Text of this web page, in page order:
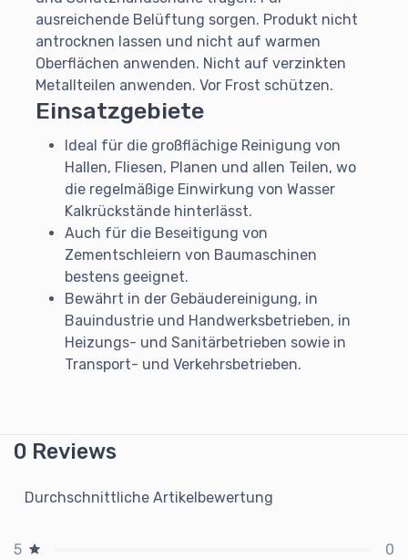
ausreichende Belüftung sorgen. Produkt nicht
antrocknen lassen und nicht auf warmen
Oberflächen anwenden. Nicht auf verzinkten
Metallteilen anwenden. Vor Frost schützen.
Einsatzgebiete
Ideal für die großflächige Reinigung von
Hallen, Fliesen, Planen und allen Teilen, wo
die regelmäßige Einwirkung von Wasser
Kalkrückstände hinterlässt.
Auch für die Beseitigung von
Zementschleiern von Baumaschinen
bestens geeignet.
Bewährt in der Gebäudereinigung, in
Bauindustrie und Handwerksbetrieben, in
Heizungs- und Sanitärbetrieben sowie in
Transport- und Verkehrsbetrieben.
0 Reviews
Durchschnittliche Artikelbewertung
5
0